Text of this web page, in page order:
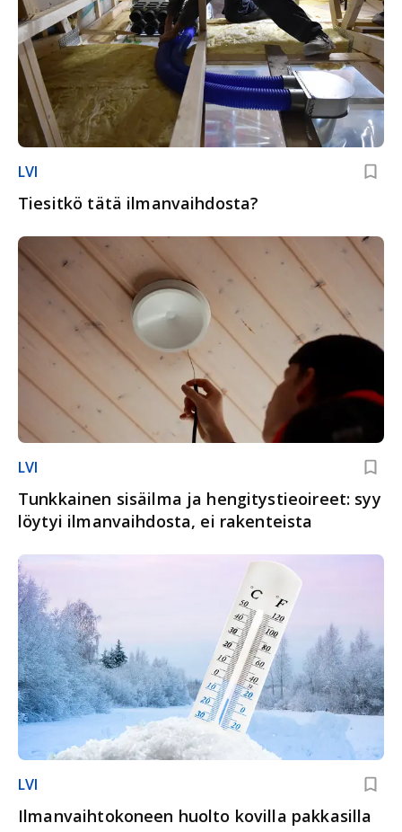
LVI
Tiesitkö tätä ilmanvaihdosta?
LVI
Tunkkainen sisäilma ja hengitystieoireet: syy
löytyi ilmanvaihdosta, ei rakenteista
LVI
Ilmanvaihtokoneen huolto kovilla pakkasilla